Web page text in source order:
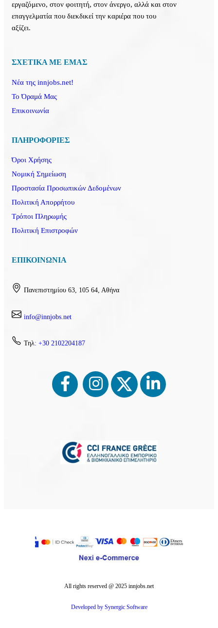
αναζητήσετε αγγελίες
εργαζόμενο, στον φοιτητή, στον άνεργο, αλλά και στον
επαγγελματία που διεκδικεί την καριέρα που του
αξίζει.
ΣΧΕΤΙΚΑ ΜΕ ΕΜΑΣ
Νέα της innjobs.net!
Το Όραμά Μας
Επικοινωνία
ΠΛΗΡΟΦΟΡΙΕΣ
Όροι Χρήσης
Νομική Σημείωση
Προστασία Προσωπικών Δεδομένων
Πολιτική Απορρήτου
Τρόποι Πληρωμής
Πολιτική Επιστροφών
ΕΠΙΚΟΙΝΩΝΙΑ
Πανεπιστημίου 63, 105 64, Αθήνα
info@innjobs.net
Τηλ: +30 2102204187
All rights reserved @ 2025 innjobs.net
Developed by Synergic Software